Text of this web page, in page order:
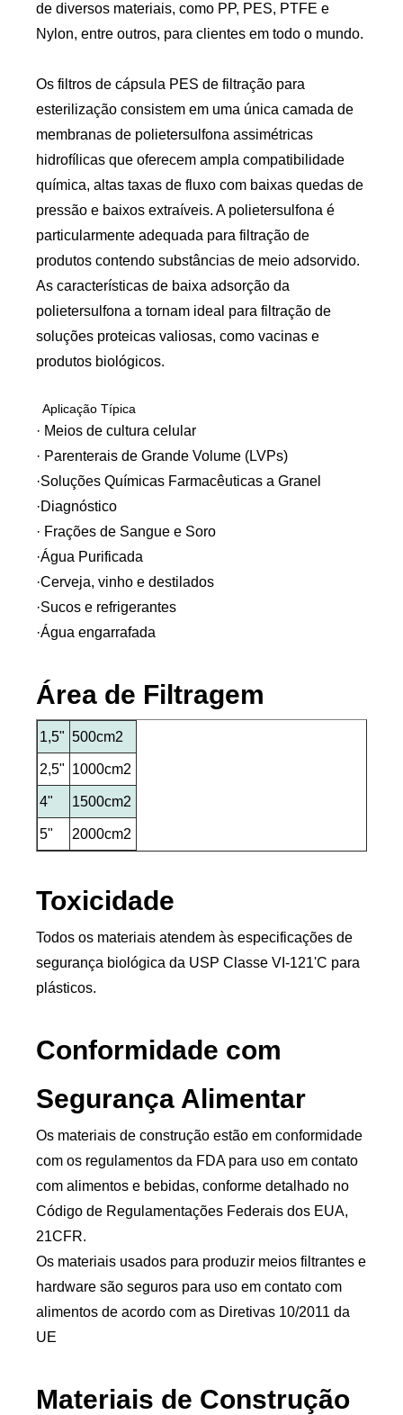
de diversos materiais, como PP, PES, PTFE e
Nylon, entre outros, para clientes em todo o mundo.
Os filtros de cápsula PES de filtração para
esterilização consistem em uma única camada de
membranas de polietersulfona assimétricas
hidrofílicas que oferecem ampla compatibilidade
química, altas taxas de fluxo com baixas quedas de
pressão e baixos extraíveis. A polietersulfona é
particularmente adequada para filtração de
produtos contendo substâncias de meio adsorvido.
As características de baixa adsorção da
polietersulfona a tornam ideal para filtração de
soluções proteicas valiosas, como vacinas e
produtos biológicos.
Aplicação Típica
· Meios de cultura celular
· Parenterais de Grande Volume (LVPs)
·Soluções Químicas Farmacêuticas a Granel
·Diagnóstico
· Frações de Sangue e Soro
·Água Purificada
·Cerveja, vinho e destilados
·Sucos e refrigerantes
·Água engarrafada
Área de Filtragem
1,5" 500cm2
2,5" 1000cm2
4" 1500cm2
5" 2000cm2
Toxicidade
Todos os materiais atendem às especificações de
segurança biológica da USP Classe VI-121'C para
plásticos.
Conformidade com
Segurança Alimentar
Os materiais de construção estão em conformidade
com os regulamentos da FDA para uso em contato
com alimentos e bebidas, conforme detalhado no
Código de Regulamentações Federais dos EUA,
21CFR.
Os materiais usados ​​para produzir meios filtrantes e
hardware são seguros para uso em contato com
alimentos de acordo com as Diretivas 10/2011 da
UE
Materiais de Construção